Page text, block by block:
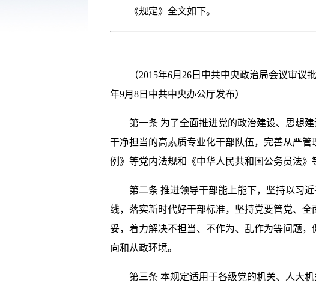
《规定》全文如下。
（2015年6月26日中共中央政治局会议审议
年9月8日中共中央办公厅发布）
第一条 为了全面推进党的政治建设、思想建
干净担当的高素质专业化干部队伍，完善从严
例》等党内法规和《中华人民共和国公务员法》
第二条 推进领导干部能上能下，坚持以习近
线，落实新时代好干部标准，坚持党要管党、
妥，着力解决不担当、不作为、乱作为等问题
向和从政环境。
第三条 本规定适用于各级党的机关、人大机